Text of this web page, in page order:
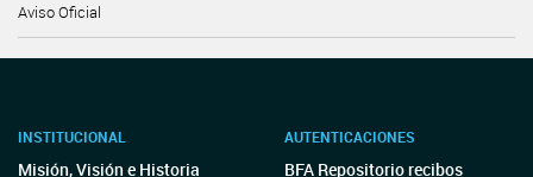
Aviso Oficial
INSTITUCIONAL
Misión, Visión e Historia
AUTENTICACIONES
BFA Repositorio recibos